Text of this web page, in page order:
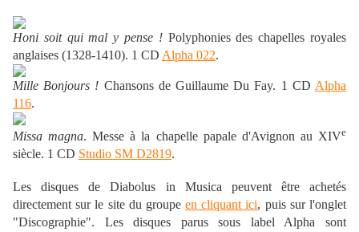
Honi soit qui mal y pense !Polyphonies des chapelles royales
anglaises (1328-1410). 1 CD Alpha 022.
Mille Bonjours ! Chansons de Guillaume Du Fay. 1 CD Alpha
116.
Missa magna. Messe à la chapelle papale d'Avignon au XIVe
siècle. 1 CD Studio SM D2819.
Les disques de Diabolus in Musica peuvent être achetés
directement sur le site du groupeen cliquant ici, puis sur l'onglet
"Discographie". Les disques parus sous label Alpha sont